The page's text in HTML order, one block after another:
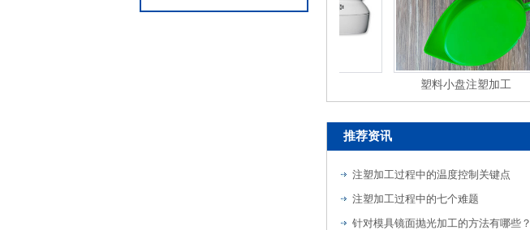
塑料小盘注塑加工
推荐资讯
注塑加工过程中的温度控制关键点
注塑加工过程中的七个难题
针对模具镜面抛光加工的方法有哪些？